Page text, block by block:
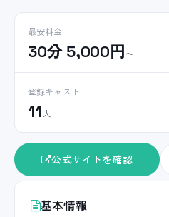
最安料金
30分 5,000円〜
登録キャスト
11 人
公式サイトを確認
基本情報